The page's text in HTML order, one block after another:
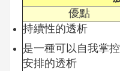
優點
持續性的透析
是一種可以自我掌
安排的透析